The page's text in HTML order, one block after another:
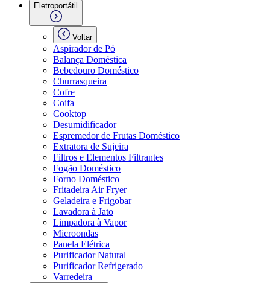
Eletroportátil
Voltar
Aspirador de Pó
Balança Doméstica
Bebedouro Doméstico
Churrasqueira
Cofre
Coifa
Cooktop
Desumidificador
Espremedor de Frutas Doméstico
Extratora de Sujeira
Filtros e Elementos Filtrantes
Fogão Doméstico
Forno Doméstico
Fritadeira Air Fryer
Geladeira e Frigobar
Lavadora à Jato
Limpadora à Vapor
Microondas
Panela Elétrica
Purificador Natural
Purificador Refrigerado
Varredeira